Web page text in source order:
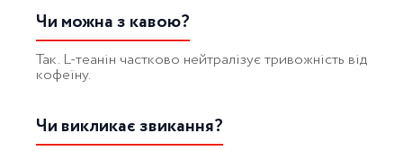
Чи можна з кавою?
Так. L-теанін частково нейтралізує тривожність від
кофеїну.
Чи викликає звикання?